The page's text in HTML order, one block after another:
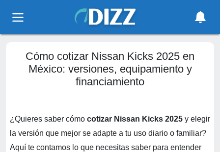
Cómo cotizar Nissan Kicks 2025 en
México: versiones, equipamiento y
financiamiento
¿Quieres saber cómo cotizar Nissan Kicks 2025 y elegir
la versión que mejor se adapte a tu uso diario o familiar?
Aquí te contamos lo que necesitas saber para entender